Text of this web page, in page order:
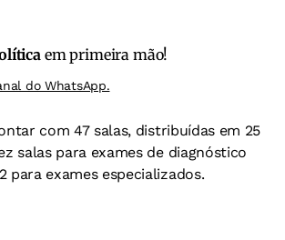
em primeira mão!
do WhatsApp.
com 47 salas, distribuídas em 25
salas para exames de diagnóstico
para exames especializados.